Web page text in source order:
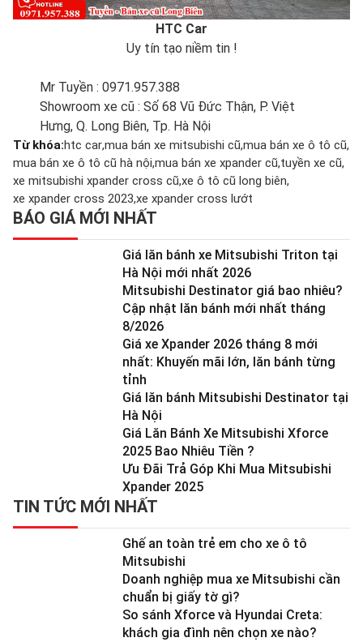
HTC Car
Uy tín tạo niềm tin !
Mr Tuyền : 0971.957.388
Showroom xe cũ : Số 68 Vũ Đức Thận, P. Việt
Hưng, Q. Long Biên, Tp. Hà Nội
Từ khóa:htc carmua bán xe mitsubishi cũ mua bán xe ô tô cũ
mua bán xe ô tô cũ hà nội mua bán xe xpander cũ tuyền xe cũ
xe mitsubishi xpander cross cũ xe ô tô cũ long biên
xe xpander cross 2023 xe xpander cross lướt
BÁO GIÁ MỚI NHẤT
Giá lăn bánh xe Mitsubishi Triton tại
Hà Nội mới nhất 2026
Mitsubishi Destinator giá bao nhiêu?
Cập nhật lăn bánh mới nhất tháng
8/2026
Giá xe Xpander 2026 tháng 8 mới
nhất: Khuyến mãi lớn, lăn bánh từng
tỉnh
Giá lăn bánh Mitsubishi Destinator tại
Hà Nội
Giá Lăn Bánh Xe Mitsubishi Xforce
2025 Bao Nhiêu Tiền ?
Ưu Đãi Trả Góp Khi Mua Mitsubishi
Xpander 2025
TIN TỨC MỚI NHẤT
Ghế an toàn trẻ em cho xe ô tô
Mitsubishi
Doanh nghiệp mua xe Mitsubishi cần
chuẩn bị giấy tờ gì?
So sánh Xforce và Hyundai Creta:
khách gia đình nên chọn xe nào?